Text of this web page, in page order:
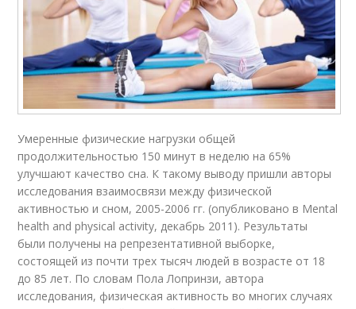
Умеренные физические нагрузки общей
продолжительностью 150 минут в неделю на 65%
улучшают качество сна. К такому выводу пришли авторы
исследования взаимосвязи между физической
активностью и сном, 2005-2006 гг. (опубликовано в Mental
health and physical activity, декабрь 2011). Результаты
были получены на репрезентативной выборке,
состоящей из почти трех тысяч людей в возрасте от 18
до 85 лет. По словам Пола Лопринзи, автора
исследования, физическая активность во многих случаях